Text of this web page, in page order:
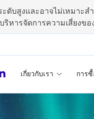
ดับสูงและอาจไม่เหมา
ริหารจัดการความเสี่ยงข
เกี่ยวกับเรา การ